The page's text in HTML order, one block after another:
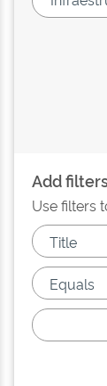
Add
Use filters